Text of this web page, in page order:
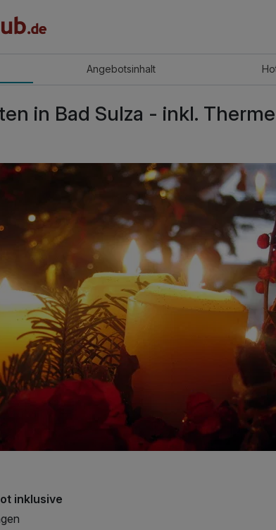
Angebotsinhalt
in Bad Sulza - inkl. Therme
inklusive